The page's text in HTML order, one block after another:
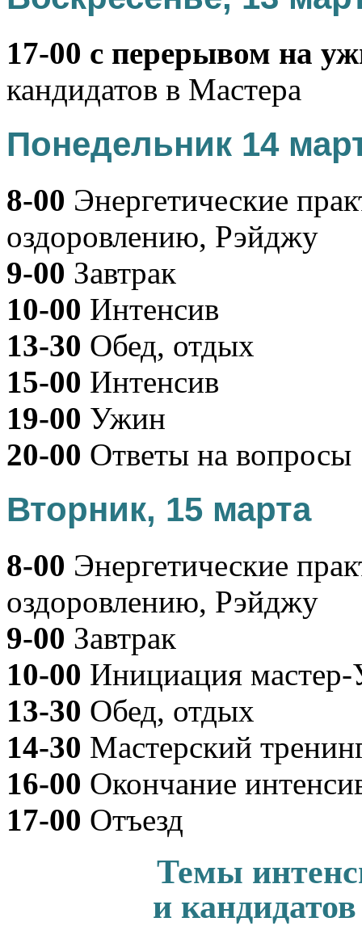
17-00 с перерывом на
кандидатов в Мастера
Понедельник 14
8-00 Энергетические
оздоровлению, Рэйджу
9-00 Завтрак
10-00 Интенсив
13-30 Обед, отдых
15-00 Интенсив
19-00 Ужин
20-00 Ответы на вопросы
Вторник, 15 марта
8-00 Энергетические
оздоровлению, Рэйджу
9-00 Завтрак
10-00 Инициация
13-30 Обед, отдых
14-30 Мастерский
16-00 Окончание
17-00 Отъезд
Темы
и